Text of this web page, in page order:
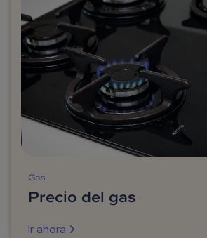
Gas
Precio del gas
Ir ahora